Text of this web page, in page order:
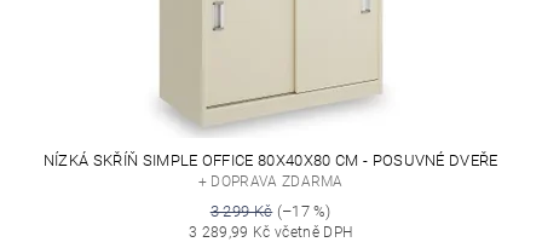
NÍZKÁ SKŘÍŇ SIMPLE OFFICE 80X40X80 CM - POSUVNÉ DVEŘE
+ DOPRAVA ZDARMA
3 299 Kč(–17 %)
3 289,99 Kč včetně DPH